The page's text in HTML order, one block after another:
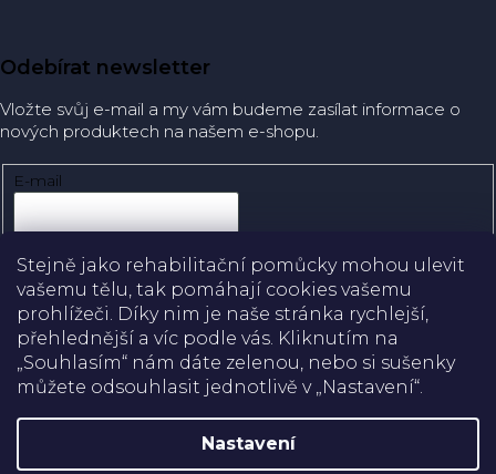
Stejně jako rehabilitační pomůcky mohou ulevit
vašemu tělu, tak pomáhají cookies vašemu
prohlížeči. Díky nim je naše stránka rychlejší,
přehlednější a víc podle vás. Kliknutím na
„Souhlasím“ nám dáte zelenou, nebo si sušenky
můžete odsouhlasit jednotlivě v „Nastavení“.
Nastavení
Doprava
Platba
Odebírat newsletter
Vložte svůj e-mail a my vám budeme zasílat informace o
nových produktech na našem e-shopu.
E-mail
Přihlásit se